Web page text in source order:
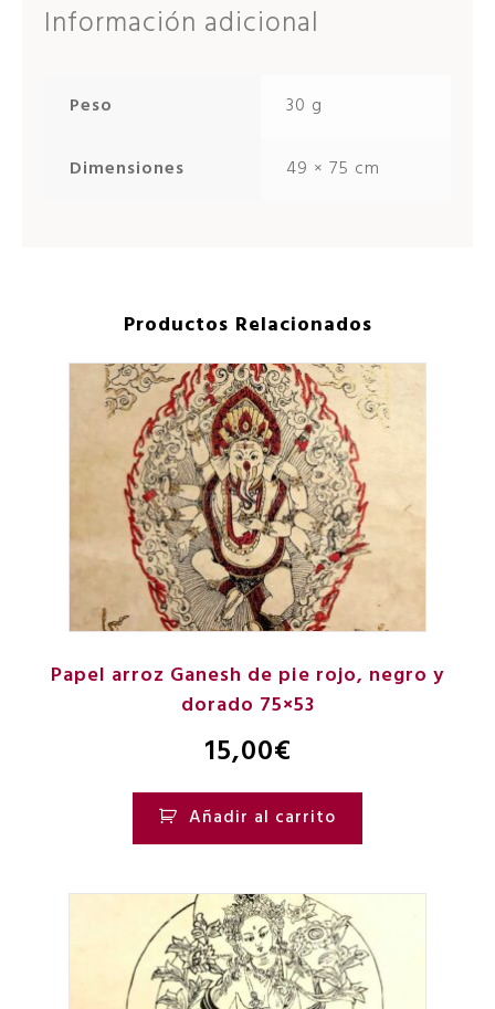
Información adicional
Peso 30 g
Dimensiones 49 × 75 cm
Productos Relacionados
Papel arroz Ganesh de pie rojo, negro y
dorado 75×53
15,00€
Añadir al carrito